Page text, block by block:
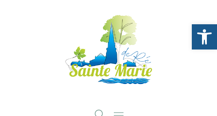
Ouvrir